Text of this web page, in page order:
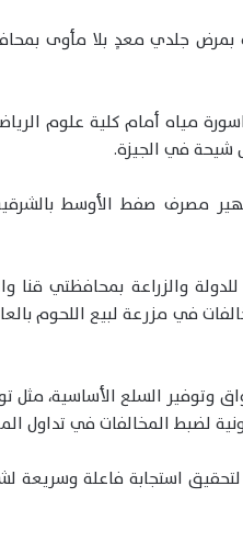
بمرض جلدي معدٍ بلا مأوى
مياه أمام كلية علوم
شيحة في الجيزة.
والزراعة بمحافظتي قنا
في مزرعة لبيع اللحوم
وتوفير السلع الأساسية، مثل
لضبط المخالفات في تداول
استجابة فاعلة وسريعة